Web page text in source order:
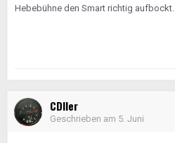
Hebebühne den Smart richtig aufbockt.
CDIler
Geschrieben am 5. Juni